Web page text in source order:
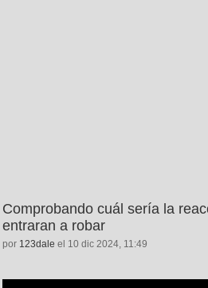
Comprobando cuál sería la
entraran a robar
por 123dale el 10 dic 2024, 11:49